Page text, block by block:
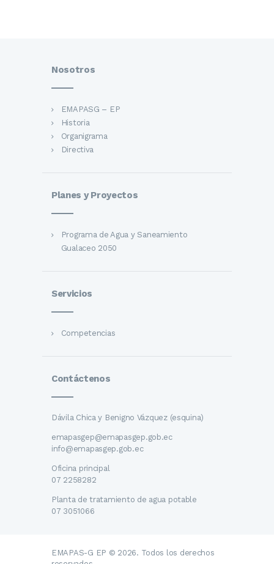
Nosotros
EMAPASG – EP
Historia
Organigrama
Directiva
Planes y Proyectos
Programa de Agua y Saneamiento
Gualaceo 2050
Servicios
Competencias
Contáctenos
Dávila Chica y Benigno Vázquez (esquina)
emapasgep@emapasgep.gob.ec
info@emapasgep.gob.ec
Oficina principal
07 2258282
Planta de tratamiento de agua potable
07 3051066
EMAPAS-G EP © 2026. Todos los derechos